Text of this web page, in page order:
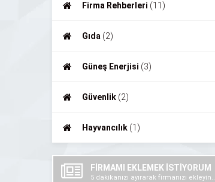
Firma Rehberleri (11)
Gıda (2)
Güneş Enerjisi (3)
Güvenlik (2)
Hayvancılık (1)
FİRMAMI EKLEMEK İSTİYORUM
5 dakikanızı ayırarak firmanızı ekleyin..